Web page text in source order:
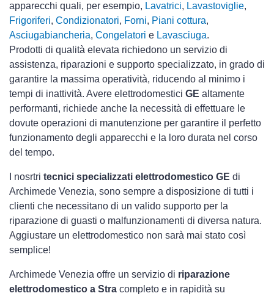
apparecchi quali, per esempio, Lavatrici, Lavastoviglie,
Frigoriferi, Condizionatori, Forni, Piani cottura,
Asciugabiancheria, Congelatori e Lavasciuga.
Prodotti di qualità elevata richiedono un servizio di
assistenza, riparazioni e supporto specializzato, in grado di
garantire la massima operatività, riducendo al minimo i
tempi di inattività. Avere elettrodomestici GE altamente
performanti, richiede anche la necessità di effettuare le
dovute operazioni di manutenzione per garantire il perfetto
funzionamento degli apparecchi e la loro durata nel corso
del tempo.
I nosrtri tecnici specializzati elettrodomestico GE di
Archimede Venezia, sono sempre a disposizione di tutti i
clienti che necessitano di un valido supporto per la
riparazione di guasti o malfunzionamenti di diversa natura.
Aggiustare un elettrodomestico non sarà mai stato così
semplice!
Archimede Venezia offre un servizio di riparazione
elettrodomestico a Stra completo e in rapidità su